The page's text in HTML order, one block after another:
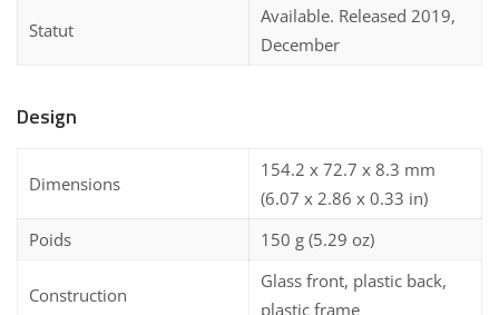
Statut
Available. Released 2019,
December
Design
Dimensions
154.2 x 72.7 x 8.3 mm
(6.07 x 2.86 x 0.33 in)
Poids
150 g (5.29 oz)
Construction
Glass front, plastic back,
plastic frame